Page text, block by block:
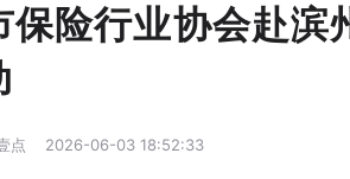
保险行业协会赴滨
点 2026-06-03 18:52:33